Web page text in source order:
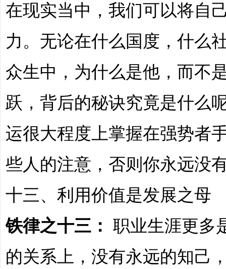
商
在现实当中，我们可以将自
力。无论在什么国度，什么
众生中，为什么是他，而不
跃，背后的秘诀究竟是什么
运很大程度上掌握在强势者
些人的注意，否则你永远没
十三、利用价值是发展之母
铁律之十三： 职业生涯更多
的关系上，没有永远的知己